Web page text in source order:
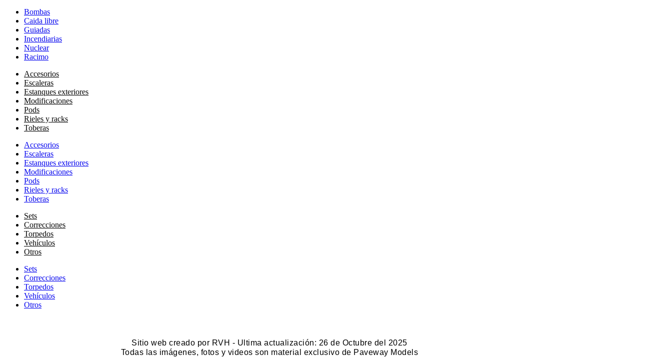
Bombas
Caida libre
Guiadas
Incendiarias
Nuclear
Racimo
Accesorios
Escaleras
Estanques exteriores
Modificaciones
Pods
Rieles y racks
Toberas
Accesorios
Escaleras
Estanques exteriores
Modificaciones
Pods
Rieles y racks
Toberas
Sets
Correcciones
Torpedos
Vehículos
Otros
Sets
Correcciones
Torpedos
Vehículos
Otros
Sitio web creado por RVH - Ultima actualización: 26 de Octubre del 2025
Todas las imágenes, fotos y videos son material exclusivo de Paveway Models